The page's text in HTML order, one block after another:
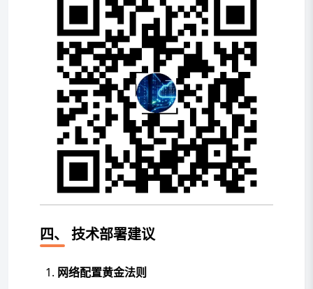
四、 技术部署建议
网络配置黄金法则